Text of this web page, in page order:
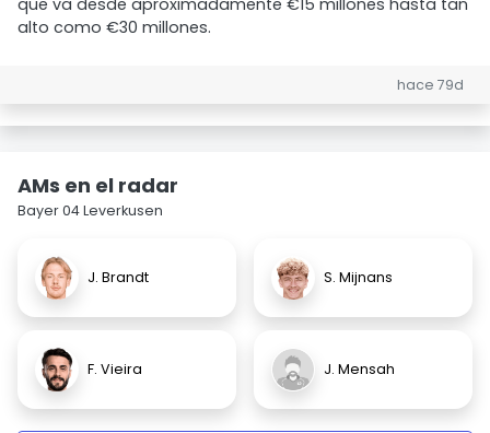
que va desde aproximadamente €15 millones hasta tan
alto como €30 millones.
hace 79d
AMs en el radar
Bayer 04 Leverkusen
J. Brandt S. Mijnans
F. Vieira J. Mensah